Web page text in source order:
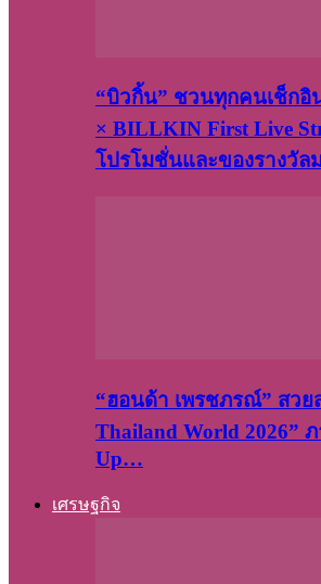
“บิวกิ้น” ชวนทุกคนเช็กอิ
× BILLKIN First Live
โปรโมชั่นและของรางวัล
“ฮอนด้า เพรชภรณ์” สวย
Thailand World 2026”
Up…
เศรษฐกิจ